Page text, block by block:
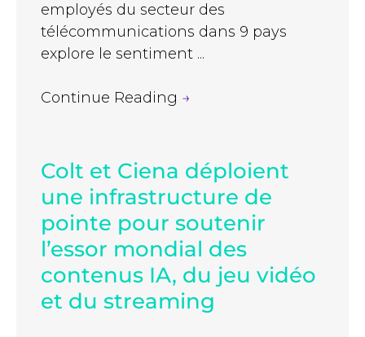
employés du secteur des
télécommunications dans 9 pays
explore le sentiment ...
Continue Reading →
Colt et Ciena déploient
une infrastructure de
pointe pour soutenir
l’essor mondial des
contenus IA, du jeu vidéo
et du streaming